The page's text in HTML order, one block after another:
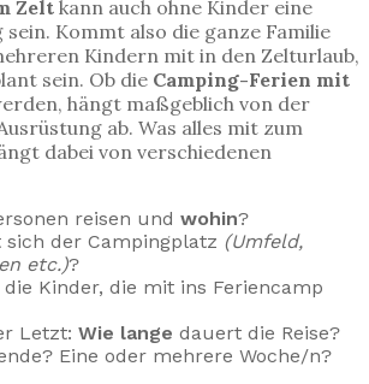
Zelt kann auch ohne Kinder eine
Kommt also die ganze Familie
Kindern mit in den Zelturlaub,
sein. Ob die Camping-Ferien mit
hängt maßgeblich von der
ab. Was alles mit zum
dabei von verschiedenen
reisen und wohin?
sich der Campingplatz (Umfeld,
etc.)?
die Kinder, die mit ins Feriencamp
Letzt: Wie lange dauert die Reise?
Eine oder mehrere Woche/n?